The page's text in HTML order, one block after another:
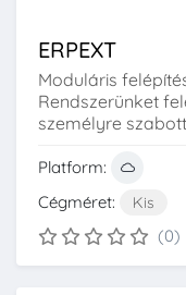
ERPEXT
Moduláris
Rendszerünket
személyre
Platform:
Cégméret:
Kis
(0)